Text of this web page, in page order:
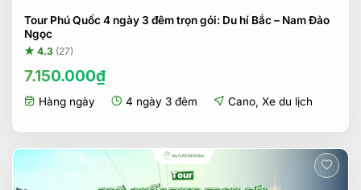
Tour Phú Quốc 4 ngày 3 đêm trọn gói: Du hí Bắc – Nam Đảo
Ngọc
★ 4.3 (27)
7.150.000₫
Hàng ngày 4 ngày 3 đêm Cano, Xe du lịch